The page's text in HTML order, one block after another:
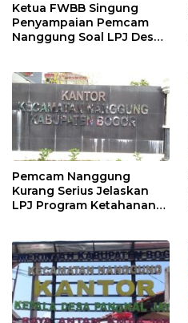
Ketua FWBB Singung
Penyampaian Pemcam
Nanggung Soal LPJ Desa
Pemcam Nanggung
Kurang Serius Jelaskan
LPJ Program Ketahanan